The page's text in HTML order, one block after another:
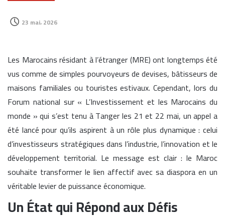
23 mai، 2026
Les Marocains résidant à l’étranger (MRE) ont longtemps été
vus comme de simples pourvoyeurs de devises, bâtisseurs de
maisons familiales ou touristes estivaux. Cependant, lors du
Forum national sur « L’Investissement et les Marocains du
monde » qui s’est tenu à Tanger les 21 et 22 mai, un appel a
été lancé pour qu’ils aspirent à un rôle plus dynamique : celui
d’investisseurs stratégiques dans l’industrie, l’innovation et le
développement territorial. Le message est clair : le Maroc
souhaite transformer le lien affectif avec sa diaspora en un
véritable levier de puissance économique.
Un État qui Répond aux Défis